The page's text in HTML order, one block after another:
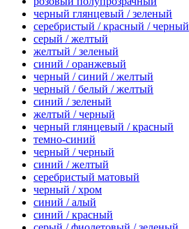
черный глянцевый / зеленый
серебристый / красный / черный
серый / желтый
желтый / зеленый
синий / оранжевый
черный / синий / желтый
черный / белый / желтый
синий / зеленый
желтый / черный
черный глянцевый / красный
темно-синий
черный / черный
синий / желтый
серебристый матовый
черный / хром
синий / алый
синий / красный